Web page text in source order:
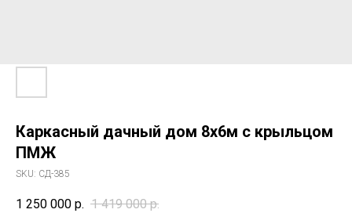
Каркасный дачный дом 8х6м с крыльцом
ПМЖ
SKU: СД-385
1 250 000 р. 1 419 000 р.